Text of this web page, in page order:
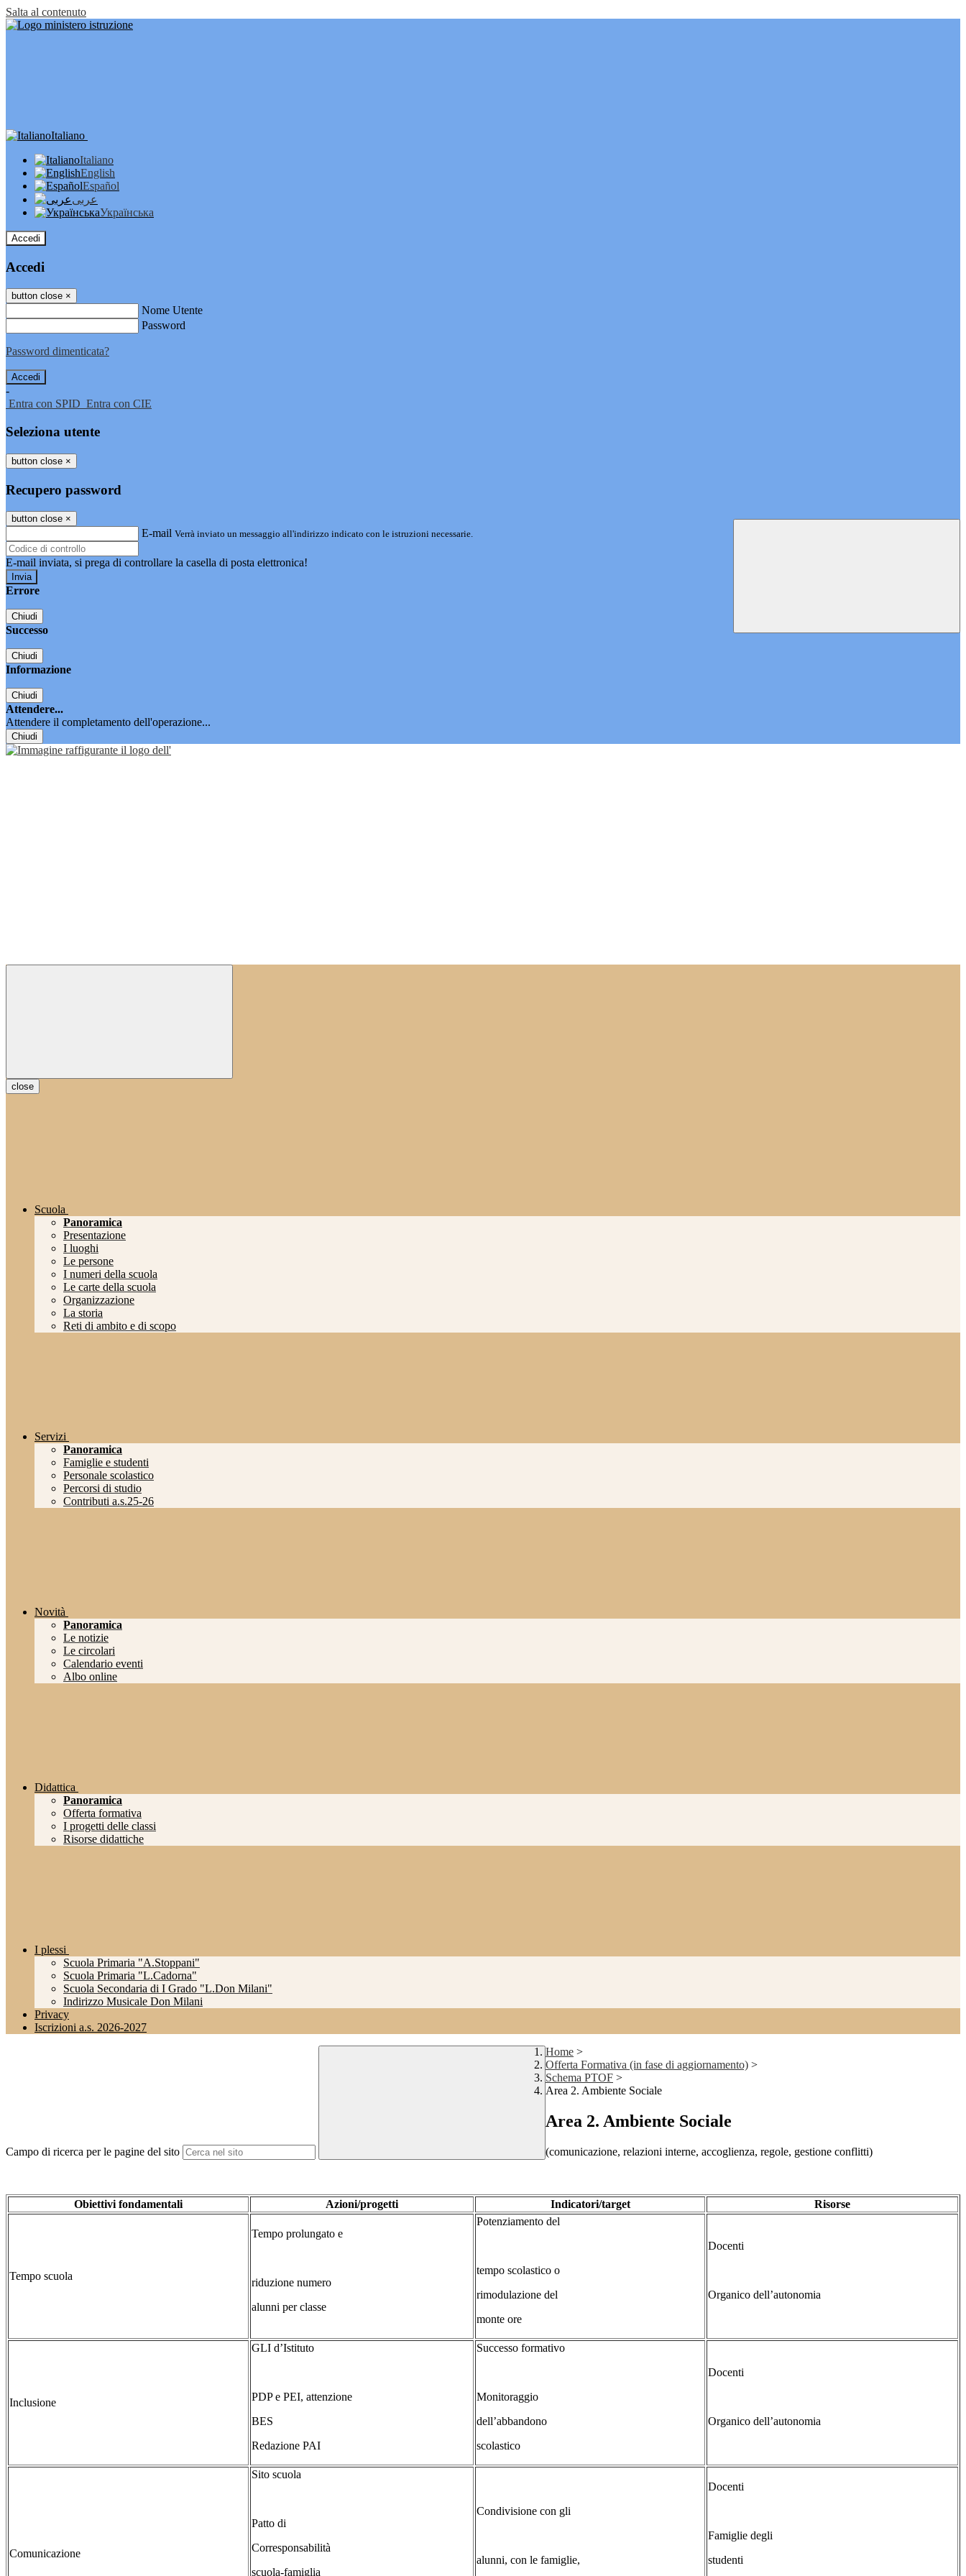
Salta al contenuto
Italiano
Italiano
English
Español
عربى
Українська
Accedi
Accedi
button close ×
Nome Utente
Password
Password dimenticata?
-
Entra con SPID Entra con CIE
Seleziona utente
button close ×
Recupero password
button close ×
E-mail Verrà inviato un messaggio all'indirizzo indicato con le istruzioni necessarie.
E-mail inviata, si prega di controllare la casella di posta elettronica!
Errore
Chiudi
Successo
Chiudi
Informazione
Chiudi
Attendere...
Attendere il completamento dell'operazione...
Chiudi
close
Scuola
Panoramica
Presentazione
I luoghi
Le persone
I numeri della scuola
Le carte della scuola
Organizzazione
La storia
Reti di ambito e di scopo
Servizi
Panoramica
Famiglie e studenti
Personale scolastico
Percorsi di studio
Contributi a.s.25-26
Novità
Panoramica
Le notizie
Le circolari
Calendario eventi
Albo online
Didattica
Panoramica
Offerta formativa
I progetti delle classi
Risorse didattiche
I plessi
Scuola Primaria "A.Stoppani"
Scuola Primaria "L.Cadorna"
Scuola Secondaria di I Grado "L.Don Milani"
Indirizzo Musicale Don Milani
Privacy
Iscrizioni a.s. 2026-2027
Campo di ricerca per le pagine del sito
Home >
Offerta Formativa (in fase di aggiornamento) >
Schema PTOF >
Area 2. Ambiente Sociale
Area 2. Ambiente Sociale
(comunicazione, relazioni interne, accoglienza, regole, gestione conflitti)
Obiettivi fondamentali Azioni/progetti Indicatori/target Risorse
Tempo scuola
Tempo prolungato e
riduzione numero
alunni per classe
Potenziamento del
tempo scolastico o
rimodulazione del
monte ore
Docenti
Organico dell’autonomia
Inclusione
GLI d’Istituto
PDP e PEI, attenzione
BES
Redazione PAI
Successo formativo
Monitoraggio
dell’abbandono
scolastico
Docenti
Organico dell’autonomia
Comunicazione
Sito scuola
Patto di
Corresponsabilità
scuola-famiglia
Condivisione con gli
alunni, con le famiglie,
Docenti
Famiglie degli
studenti